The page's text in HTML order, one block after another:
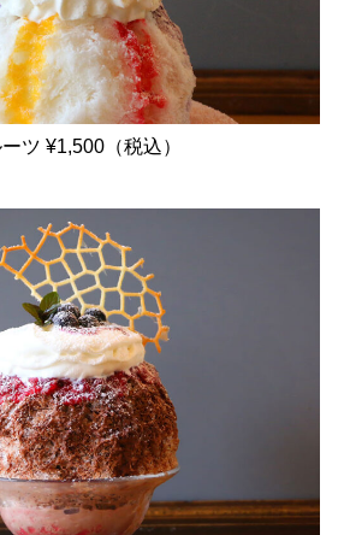
ツ ¥1,500（税込）